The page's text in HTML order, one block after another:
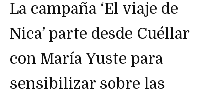
La campaña ‘El viaje de
Nica’ parte desde Cuéllar
con María Yuste para
sensibilizar sobre las